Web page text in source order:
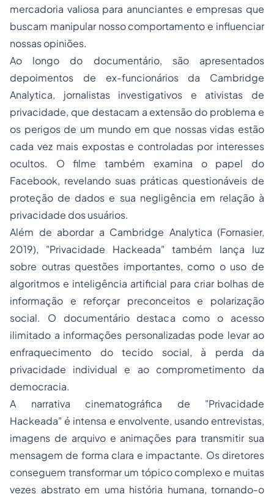
mercadoria valiosa para anunciantes e empresas que
buscam manipular nosso comportamento e influenciar
nossas opiniões.
Ao longo do documentário, são apresentados
depoimentos de ex-funcionários da Cambridge
Analytica, jornalistas investigativos e ativistas de
privacidade, que destacam a extensão do problema e
os perigos de um mundo em que nossas vidas estão
cada vez mais expostas e controladas por interesses
ocultos. O filme também examina o papel do
Facebook, revelando suas práticas questionáveis de
proteção de dados e sua negligência em relação à
privacidade dos usuários.
Além de abordar a Cambridge Analytica (Fornasier,
2019), "Privacidade Hackeada" também lança luz
sobre outras questões importantes, como o uso de
algoritmos e inteligência artificial para criar bolhas de
informação e reforçar preconceitos e polarização
social. O documentário destaca como o acesso
ilimitado a informações personalizadas pode levar ao
enfraquecimento do tecido social, à perda da
privacidade individual e ao comprometimento da
democracia.
A narrativa cinematográfica de "Privacidade
Hackeada" é intensa e envolvente, usando entrevistas,
imagens de arquivo e animações para transmitir sua
mensagem de forma clara e impactante. Os diretores
conseguem transformar um tópico complexo e muitas
vezes abstrato em uma história humana, tornando-o